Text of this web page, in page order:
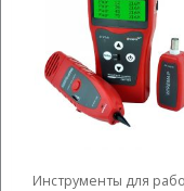
Инструменты для